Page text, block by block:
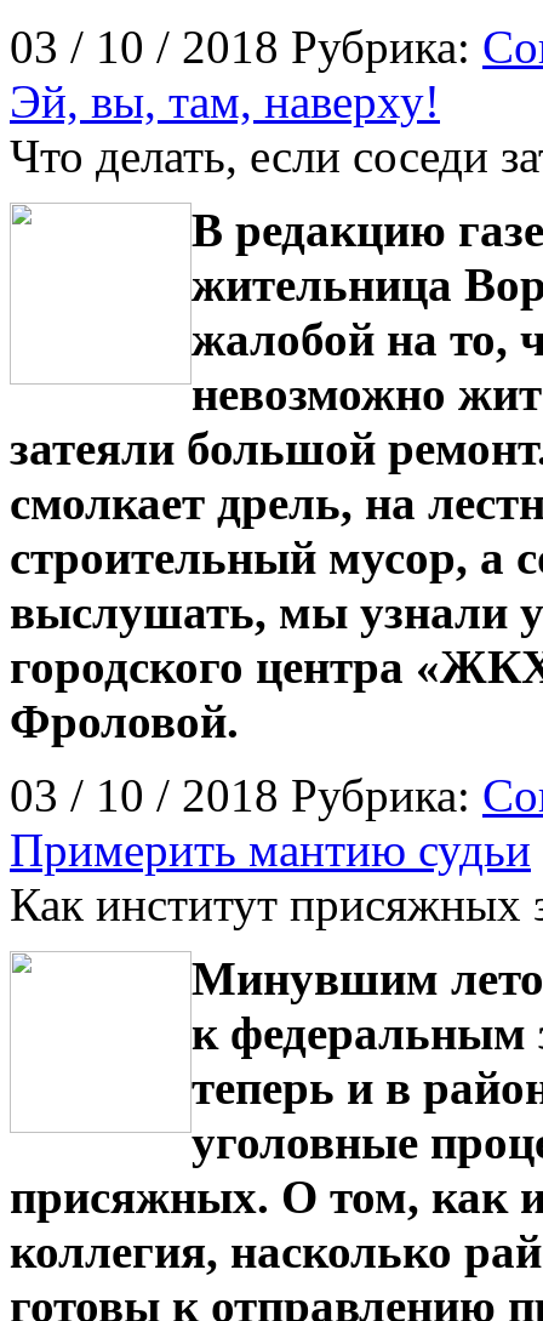
03 / 10 / 2018 Рубрика:
Эй, вы, там, наверху!
Что делать, если соседи
В редакцию
жительница
жалобой на то,
невозможно
затеяли большой
смолкает дрель, на
строительный мусор, а
выслушать, мы узнали
городского центра
Фроловой.
03 / 10 / 2018 Рубрика:
Примерить мантию судьи
Как институт присяжных
Минувшим
к федеральным
теперь и в
уголовные
присяжных. О том, как
коллегия, насколько
готовы к отправлению